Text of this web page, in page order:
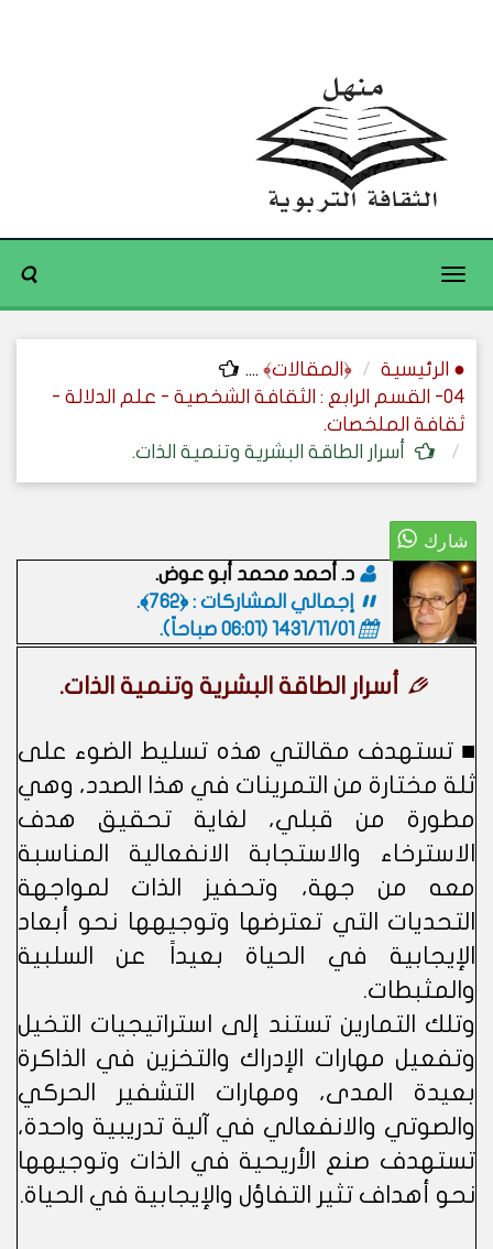
Toggle
● الرئيسية ﴿المقالات﴾ ....
04- القسم الرابع : الثقافة الشخصية - علم الدلالة -
ثقافة الملخصات.
أسرار الطاقة البشرية وتنمية الذات.
د. أحمد محمد أبو عوض.
إجمالي المشاركات : ﴿762﴾.
1431/11/01 (06:01 صباحاً)
.
أسرار الطاقة البشرية وتنمية الذات.
■ تستهدف مقالتي هذه تسليط الضوء على
ثلة مختارة من التمرينات في هذا الصدد، وهي
مطورة من قبلي، لغاية تحقيق هدف
الاسترخاء والاستجابة الانفعالية المناسبة
معه من جهة، وتحفيز الذات لمواجهة
التحديات التي تعترضها وتوجيهها نحو أبعاد
الإيجابية في الحياة بعيداً عن السلبية
والمثبطات.
وتلك التمارين تستند إلى استراتيجيات التخيل
وتفعيل مهارات الإدراك والتخزين في الذاكرة
بعيدة المدى، ومهارات التشفير الحركي
والصوتي والانفعالي في آلية تدريبية واحدة،
تستهدف صنع الأريحية في الذات وتوجيهها
نحو أهداف تثير التفاؤل والإيجابية في الحياة.